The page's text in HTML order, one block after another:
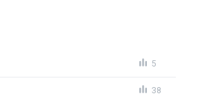
5
38